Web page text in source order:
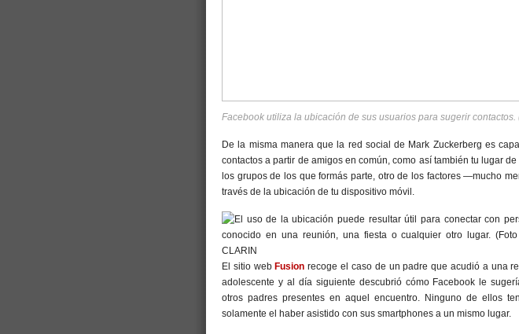
Facebook utiliza la ubicación de sus usuarios para sugerir
De la misma manera que la red social de Mark Zuckerberg es
contactos a partir de amigos en común, como así también tu lugar
los grupos de los que formás parte, otro de los factores —mucho
través de la ubicación de tu dispositivo móvil.
El sitio webFusion recoge el caso de un padre que acudió a una
adolescente y al día siguiente descubrió cómo Facebook le
otros padres presentes en aquel encuentro. Ninguno de ellos
solamente el haber asistido con sus smartphones a un mismo lugar.